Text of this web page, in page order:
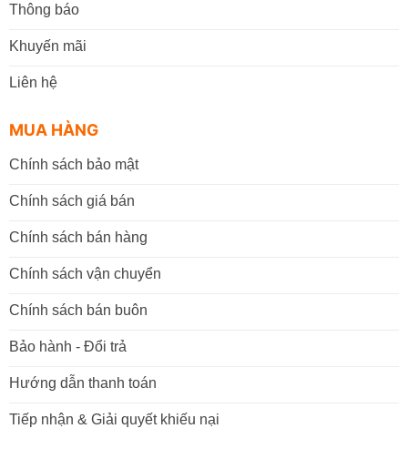
Thông báo
Khuyến mãi
Liên hệ
MUA HÀNG
Chính sách bảo mật
Chính sách giá bán
Chính sách bán hàng
Chính sách vận chuyển
Chính sách bán buôn
Bảo hành - Đổi trả
Hướng dẫn thanh toán
Tiếp nhận & Giải quyết khiếu nại